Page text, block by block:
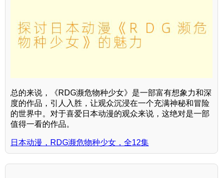
总的来说，《RDG濒危物种少女》是一部富有想象力和深
度的作品，引人入胜，让观众沉浸在一个充满神秘和冒险
的世界中。对于喜爱日本动漫的观众来说，这绝对是一部
值得一看的作品。
日本动漫，RDG濒危物种少女，全12集